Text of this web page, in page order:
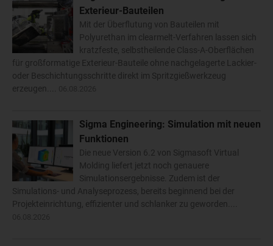
Exterieur-Bauteilen
Mit der Überflutung von Bauteilen mit
Polyurethan im clearmelt-Verfahren lassen sich
kratzfeste, selbstheilende Class-A-Oberflächen
für großformatige Exterieur-Bauteile ohne nachgelagerte Lackier-
oder Beschichtungsschritte direkt im Spritzgießwerkzeug
erzeugen....
Sigma Engineering: Simulation mit neuen
Funktionen
Die neue Version 6.2 von Sigmasoft Virtual
Molding liefert jetzt noch genauere
Simulationsergebnisse. Zudem ist der
Simulations- und Analyseprozess, bereits beginnend bei der
Projekteinrichtung, effizienter und schlanker zu geworden....